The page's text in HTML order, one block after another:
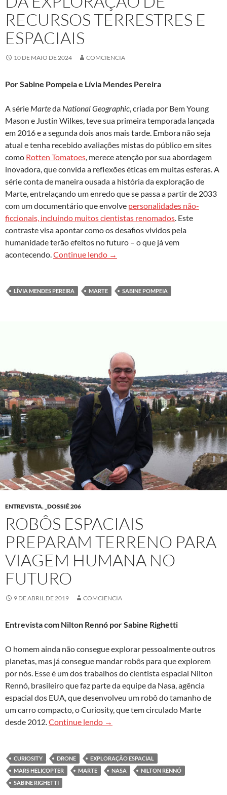
RECURSOS TERRESTRES E
ESPACIAIS
10 DE MAIO DE 2024 COMCIENCIA
Por Sabine Pompeia e Lívia Mendes Pereira
A série Marteda National Geographic, criada por Bem Young
Mason e Justin Wilkes, teve sua primeira temporada lançada
em 2016 e a segunda dois anos mais tarde. Embora não seja
atual e tenha recebido avaliações mistas do público em sites
como Rotten Tomatoes, merece atenção por sua abordagem
inovadora, que convida a reflexões éticas em muitas esferas. A
série conta de maneira ousada a história da exploração de
Marte, entrelaçando um enredo que se passa a partir de 2033
com um documentário que envolve personalidades não-
ficcionais, incluindo muitos cientistas renomados. Este
contraste visa apontar como os desafios vividos pela
humanidade terão efeitos no futuro – o que já vem
acontecendo.Continue lendo Série ‘Marte’ aborda questões
→
LÍVIA MENDES PEREIRA MARTE SABINE POMPEIA
ENTREVISTA, _DOSSIÊ 206
ROBÔS ESPACIAIS
PREPARAM TERRENO PARA
VIAGEM HUMANA NO
FUTURO
9 DE ABRIL DE 2019 COMCIENCIA
Entrevista com Nilton Rennó porSabine Righetti
O homem ainda não consegue explorar pessoalmente outros
planetas, mas já consegue mandar robôs para que explorem
por nós. Esse é um dos trabalhos do cientista espacial Nilton
Rennó, brasileiro que faz parte da equipe da Nasa, agência
espacial dos EUA, que desenvolveu um robô do tamanho de
um carro compacto, o Curiosity, que tem circulado Marte
desde 2012.Continue lendo Robôs espaciais preparam
→
CURIOSITY DRONE
EXPLORAÇÃO ESPACIAL
MARS HELICOPTER
MARTE NASA
NILTON RENNÓ
SABINE RIGHETTI